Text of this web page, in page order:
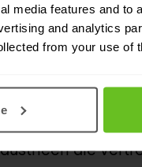
media features and to
and analytics
from your use of
en
die